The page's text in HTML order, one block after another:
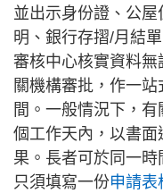
並出示身份證、公
明、銀行存摺/月結
審核中心核實資料
關機構審批，作一
間。一般情況下，
個工作天內，以書
果。長者可於同一
只須填寫一份申請表